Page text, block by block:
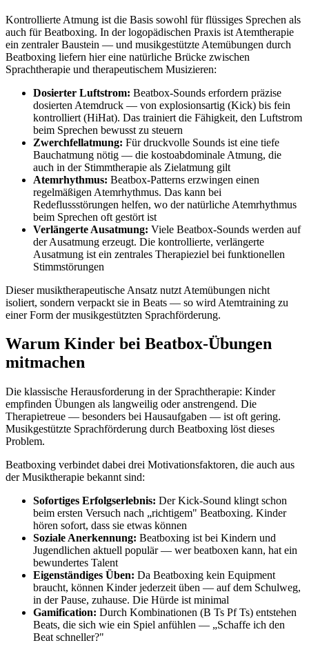
Kontrollierte Atmung ist die Basis sowohl für flüssiges Sprechen als
auch für Beatboxing. In der logopädischen Praxis ist Atemtherapie
ein zentraler Baustein — und musikgestützte Atemübungen durch
Beatboxing liefern hier eine natürliche Brücke zwischen
Sprachtherapie und therapeutischem Musizieren:
Dosierter Luftstrom: Beatbox-Sounds erfordern präzise
dosierten Atemdruck — von explosionsartig (Kick) bis fein
kontrolliert (HiHat). Das trainiert die Fähigkeit, den Luftstrom
beim Sprechen bewusst zu steuern
Zwerchfellatmung: Für druckvolle Sounds ist eine tiefe
Bauchatmung nötig — die kostoabdominale Atmung, die
auch in der Stimmtherapie als Zielatmung gilt
Atemrhythmus: Beatbox-Patterns erzwingen einen
regelmäßigen Atemrhythmus. Das kann bei
Redeflussstörungen helfen, wo der natürliche Atemrhythmus
beim Sprechen oft gestört ist
Verlängerte Ausatmung: Viele Beatbox-Sounds werden auf
der Ausatmung erzeugt. Die kontrollierte, verlängerte
Ausatmung ist ein zentrales Therapieziel bei funktionellen
Stimmstörungen
Dieser musiktherapeutische Ansatz nutzt Atemübungen nicht
isoliert, sondern verpackt sie in Beats — so wird Atemtraining zu
einer Form der musikgestützten Sprachförderung.
Warum Kinder bei Beatbox-Übungen
mitmachen
Die klassische Herausforderung in der Sprachtherapie: Kinder
empfinden Übungen als langweilig oder anstrengend. Die
Therapietreue — besonders bei Hausaufgaben — ist oft gering.
Musikgestützte Sprachförderung durch Beatboxing löst dieses
Problem.
Beatboxing verbindet dabei drei Motivationsfaktoren, die auch aus
der Musiktherapie bekannt sind:
Sofortiges Erfolgserlebnis: Der Kick-Sound klingt schon
beim ersten Versuch nach „richtigem" Beatboxing. Kinder
hören sofort, dass sie etwas können
Soziale Anerkennung: Beatboxing ist bei Kindern und
Jugendlichen aktuell populär — wer beatboxen kann, hat ein
bewundertes Talent
Eigenständiges Üben: Da Beatboxing kein Equipment
braucht, können Kinder jederzeit üben — auf dem Schulweg,
in der Pause, zuhause. Die Hürde ist minimal
Gamification: Durch Kombinationen (B Ts Pf Ts) entstehen
Beats, die sich wie ein Spiel anfühlen — „Schaffe ich den
Beat schneller?"